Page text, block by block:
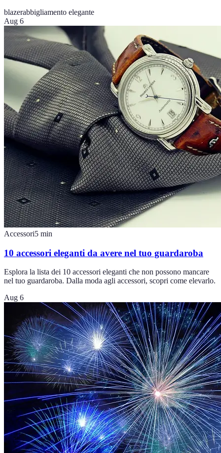
blazerabbigliamento elegante
Aug 6
Accessori5 min
10 accessori eleganti da avere nel tuo guardaroba
Esplora la lista dei 10 accessori eleganti che non possono mancare
nel tuo guardaroba. Dalla moda agli accessori, scopri come elevarlo.
Aug 6